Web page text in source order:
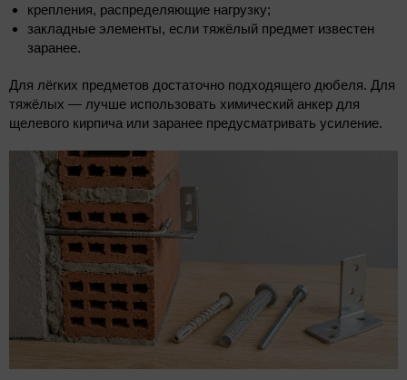
крепления, распределяющие нагрузку;
закладные элементы, если тяжёлый предмет известен
заранее.
Для лёгких предметов достаточно подходящего дюбеля. Для
тяжёлых — лучше использовать химический анкер для
щелевого кирпича или заранее предусматривать усиление.